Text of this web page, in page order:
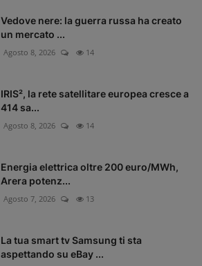
Vedove nere: la guerra russa ha creato
un mercato ...
Agosto 8, 2026 14
IRIS², la rete satellitare europea cresce a
414 sa...
Agosto 8, 2026 14
Energia elettrica oltre 200 euro/MWh,
Arera potenz...
Agosto 7, 2026 13
La tua smart tv Samsung ti sta
aspettando su eBay ...